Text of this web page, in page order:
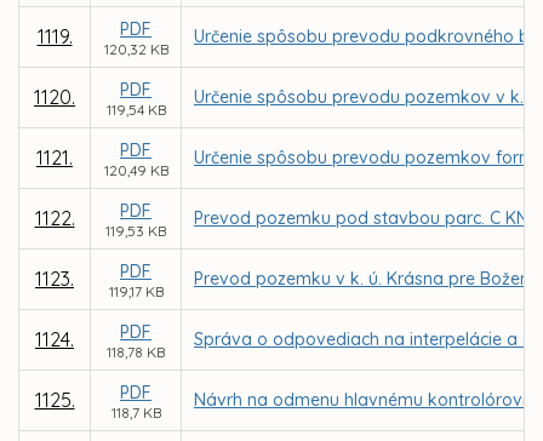
1119. PDF
120,32 KB
Určenie spôsobu prevodu podkrovného
1120. PDF
119,54 KB
Určenie spôsobu prevodu pozemkov v k.
1121. PDF
120,49 KB
Určenie spôsobu prevodu pozemkov
1122. PDF
119,53 KB
Prevod pozemku pod stavbou parc. C KN
1123. PDF
119,17 KB
Prevod pozemku v k. ú. Krásna pre
1124. PDF
118,78 KB
Správa o odpovediach na interpelácie a
1125. PDF
118,7 KB
Návrh na odmenu hlavnému kontrolórovi